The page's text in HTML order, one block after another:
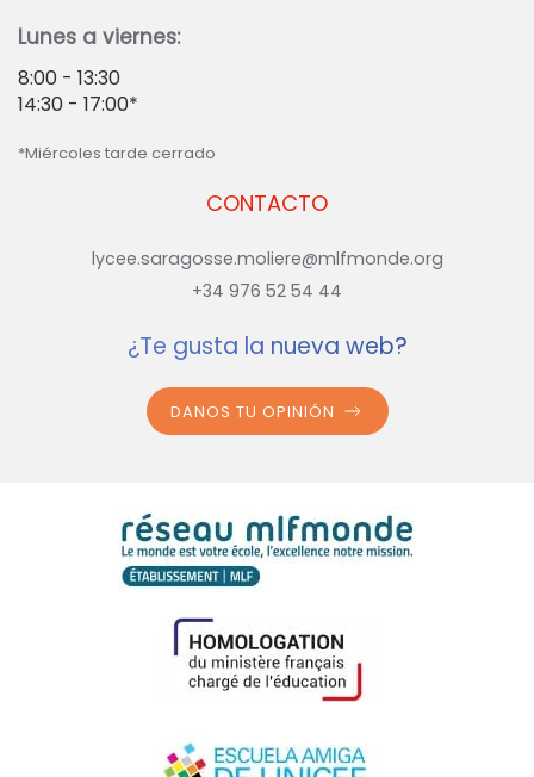
CONTACTO
lycee.saragosse.moliere@mlfmonde.org
+34 976 52 54 44
Lunes a viernes:
8:00 - 13:30
14:30 - 17:00*
*Miércoles tarde cerrado
¿Te gusta la nueva web?
DANOS TU OPINIÓN